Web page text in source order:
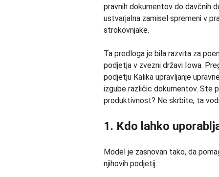
pravnih dokumentov do davčnih
ustvarjalna zamisel spremeni v
strokovnjake.
Ta predloga je bila razvita za
podjetja v zvezni državi Iowa.
podjetju Kalika upravljanje
izgube različic dokumentov. Ste
produktivnost? Ne skrbite, ta
1. Kdo lahko
Model je zasnovan tako, da
njihovih podjetij: